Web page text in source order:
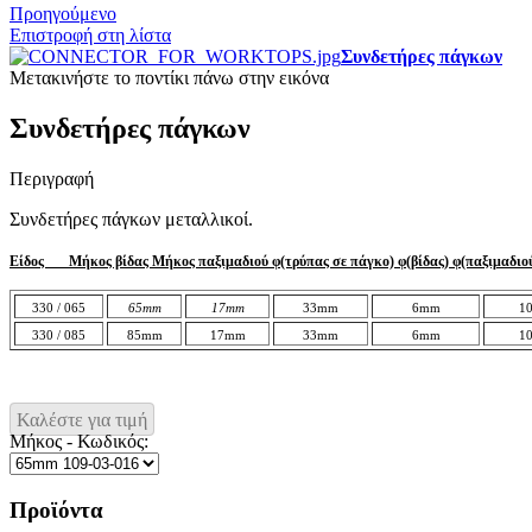
Προηγούμενο
Επιστροφή στη λίστα
Συνδετήρες πάγκων
Μετακινήστε το ποντίκι πάνω στην εικόνα
Συνδετήρες πάγκων
Περιγραφή
Συνδετήρες πάγκων μεταλλικοί.
Είδος Μήκος βίδας Μήκος παξιμαδιού φ(τρύπας σε πάγκο) φ(βίδας)
330 / 065 65mm 1 7mm 33mm 6mm 10
330 / 085 85mm 1 7mm 33mm 6mm 1 0
Καλέστε για τιμή
Μήκος - Κωδικός:
Προϊόντα